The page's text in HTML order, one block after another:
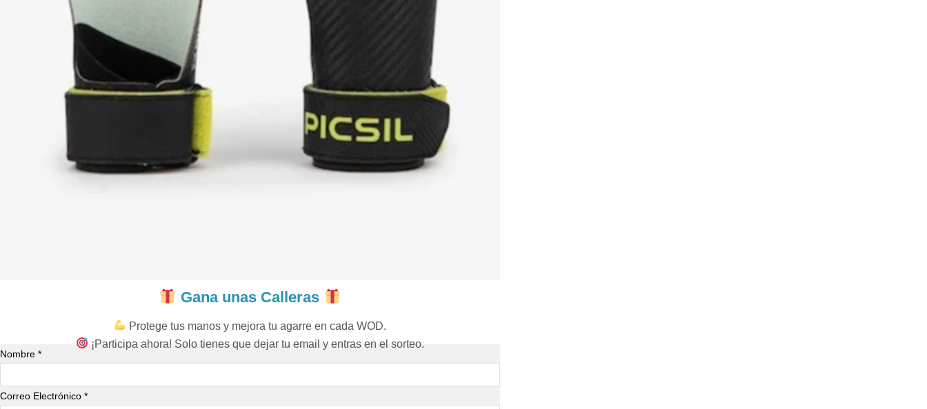
Gana unas Calleras
Protege tus manos y mejora tu agarre en cada WOD.
¡Participa ahora! Solo tienes que dejar tu email y entras en el sorteo.
Nombre *
Correo Electrónico *